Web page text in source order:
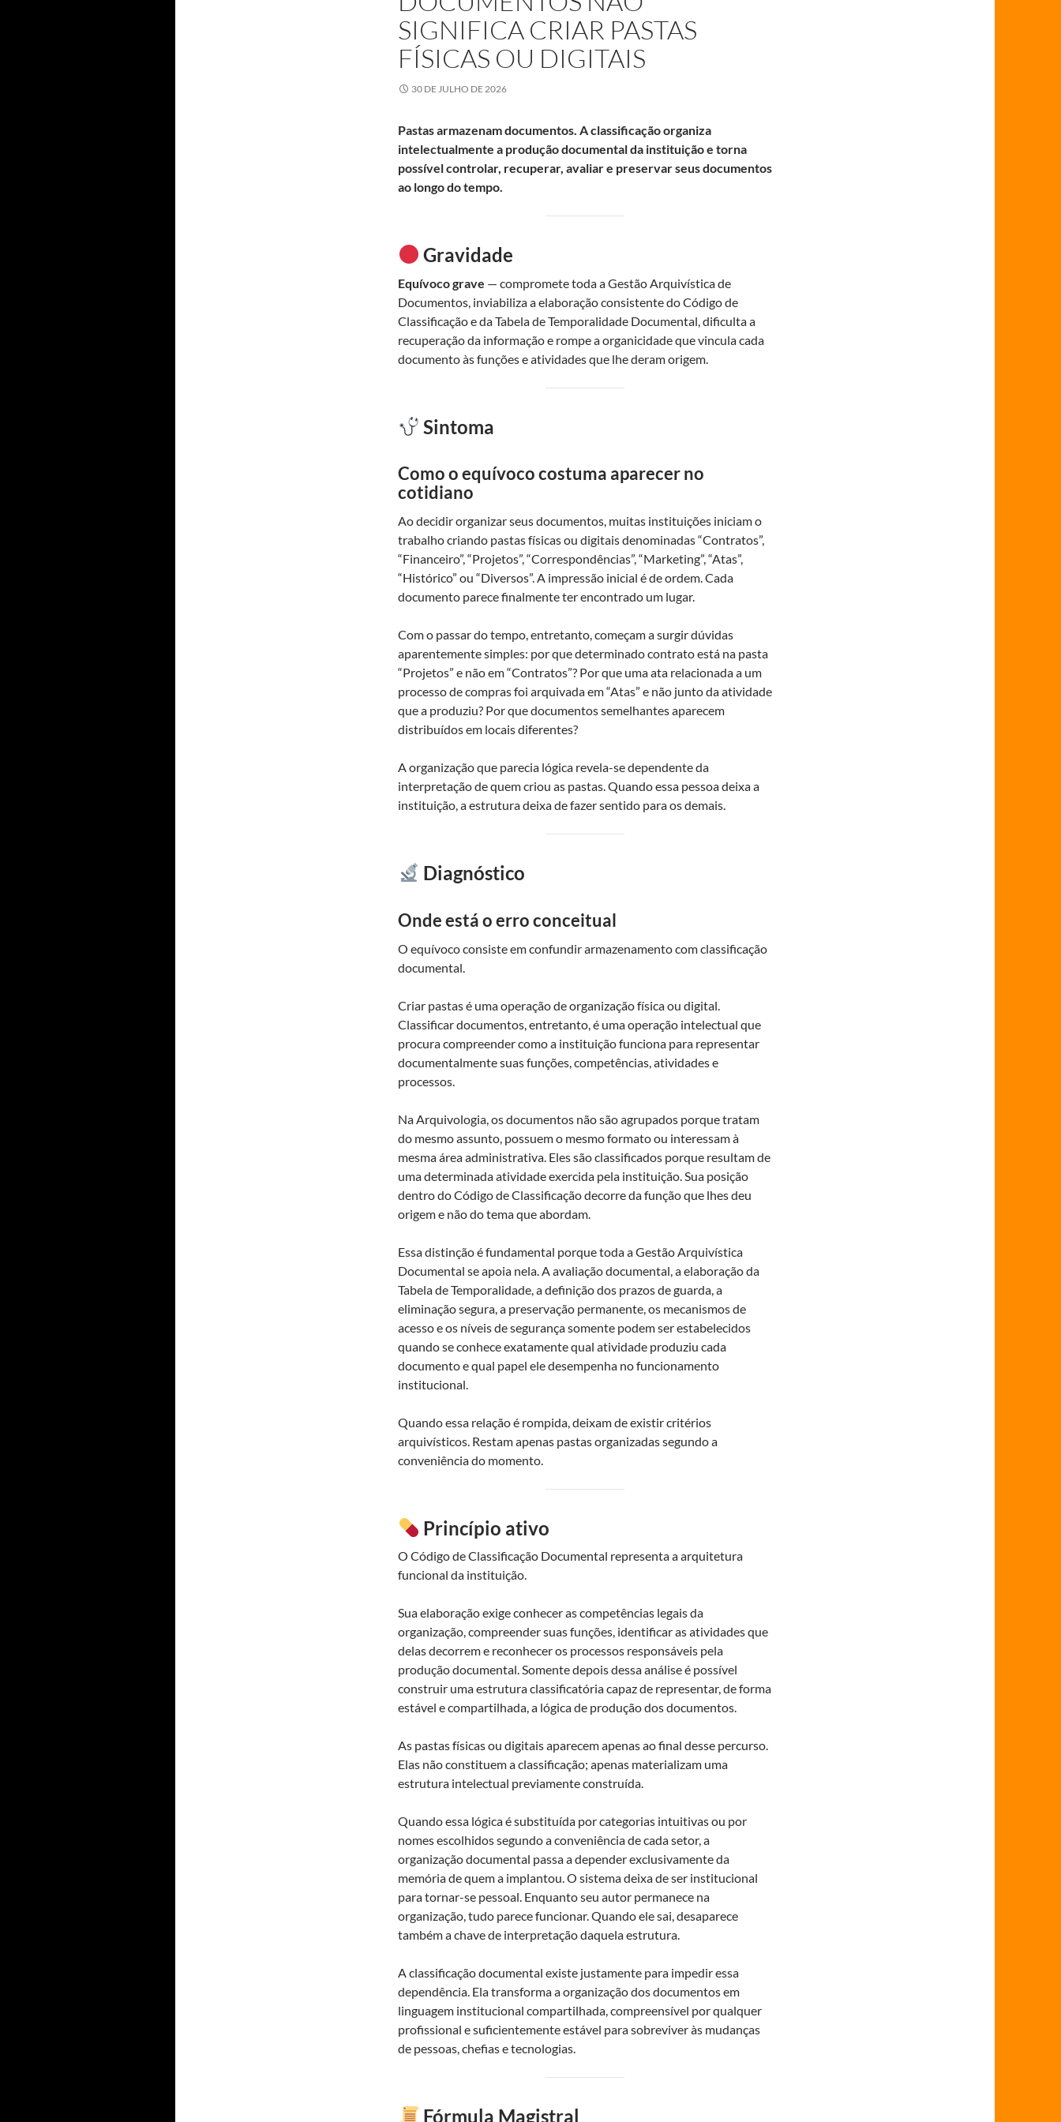
SIGNIFICA CRIAR PASTAS
FÍSICAS OU DIGITAIS
30 DE JULHO DE 2026
Pastas armazenam documentos. A classificação organiza
intelectualmente a produção documental da instituição e torna
possível controlar, recuperar, avaliar e preservar seus documentos
ao longo do tempo.
Gravidade
Equívoco grave — compromete toda a Gestão Arquivística de
Documentos, inviabiliza a elaboração consistente do Código de
Classificação e da Tabela de Temporalidade Documental, dificulta a
recuperação da informação e rompe a organicidade que vincula cada
documento às funções e atividades que lhe deram origem.
Sintoma
Como o equívoco costuma aparecer no
cotidiano
Ao decidir organizar seus documentos, muitas instituições iniciam o
trabalho criando pastas físicas ou digitais denominadas “Contratos”,
“Financeiro”, “Projetos”, “Correspondências”, “Marketing”, “Atas”,
“Histórico” ou “Diversos”. A impressão inicial é de ordem. Cada
documento parece finalmente ter encontrado um lugar.
Com o passar do tempo, entretanto, começam a surgir dúvidas
aparentemente simples: por que determinado contrato está na pasta
“Projetos” e não em “Contratos”? Por que uma ata relacionada a um
processo de compras foi arquivada em “Atas” e não junto da atividade
que a produziu? Por que documentos semelhantes aparecem
distribuídos em locais diferentes?
A organização que parecia lógica revela-se dependente da
interpretação de quem criou as pastas. Quando essa pessoa deixa a
instituição, a estrutura deixa de fazer sentido para os demais.
Diagnóstico
Onde está o erro conceitual
O equívoco consiste em confundir armazenamento com classificação
documental.
Criar pastas é uma operação de organização física ou digital.
Classificar documentos, entretanto, é uma operação intelectual que
procura compreender como a instituição funciona para representar
documentalmente suas funções, competências, atividades e
processos.
Na Arquivologia, os documentos não são agrupados porque tratam
do mesmo assunto, possuem o mesmo formato ou interessam à
mesma área administrativa. Eles são classificados porque resultam de
uma determinada atividade exercida pela instituição. Sua posição
dentro do Código de Classificação decorre da função que lhes deu
origem e não do tema que abordam.
Essa distinção é fundamental porque toda a Gestão Arquivística
Documental se apoia nela. A avaliação documental, a elaboração da
Tabela de Temporalidade, a definição dos prazos de guarda, a
eliminação segura, a preservação permanente, os mecanismos de
acesso e os níveis de segurança somente podem ser estabelecidos
quando se conhece exatamente qual atividade produziu cada
documento e qual papel ele desempenha no funcionamento
institucional.
Quando essa relação é rompida, deixam de existir critérios
arquivísticos. Restam apenas pastas organizadas segundo a
conveniência do momento.
Princípio ativo
O Código de Classificação Documental representa a arquitetura
funcional da instituição.
Sua elaboração exige conhecer as competências legais da
organização, compreender suas funções, identificar as atividades que
delas decorrem e reconhecer os processos responsáveis pela
produção documental. Somente depois dessa análise é possível
construir uma estrutura classificatória capaz de representar, de forma
estável e compartilhada, a lógica de produção dos documentos.
As pastas físicas ou digitais aparecem apenas ao final desse percurso.
Elas não constituem a classificação; apenas materializam uma
estrutura intelectual previamente construída.
Quando essa lógica é substituída por categorias intuitivas ou por
nomes escolhidos segundo a conveniência de cada setor, a
organização documental passa a depender exclusivamente da
memória de quem a implantou. O sistema deixa de ser institucional
para tornar-se pessoal. Enquanto seu autor permanece na
organização, tudo parece funcionar. Quando ele sai, desaparece
também a chave de interpretação daquela estrutura.
A classificação documental existe justamente para impedir essa
dependência. Ela transforma a organização dos documentos em
linguagem institucional compartilhada, compreensível por qualquer
profissional e suficientemente estável para sobreviver às mudanças
de pessoas, chefias e tecnologias.
Fórmula Magistral